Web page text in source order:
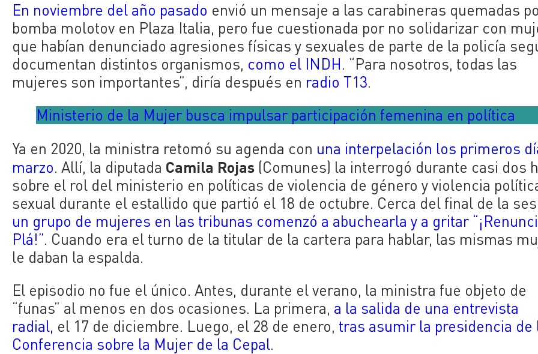
En noviembre del año pasado envió un mensaje a las carabineras quemadas
bomba molotov en Plaza Italia, pero fue cuestionada por no solidarizar con
que habían denunciado agresiones físicas y sexuales de parte de la policía
documentan distintos organismos, como el INDH. “Para nosotros, todas las
mujeres son importantes”, diría después en radio T13.
Ministerio de la Mujer busca impulsar participación femenina en política
Ya en 2020, la ministra retomó su agenda con una interpelación los primeros
marzo. Allí, la diputada Camila Rojas (Comunes) la interrogó durante casi dos
sobre el rol del ministerio en políticas de violencia de género y violencia
sexual durante el estallido que partió el 18 de octubre. Cerca del final de la
un grupo de mujeres en las tribunas comenzó a abuchearla y a gritar
Plá!”. Cuando era el turno de la titular de la cartera para hablar, las mismas
le daban la espalda.
El episodio no fue el único. Antes, durante el verano, la ministra fue objeto de
“funas” al menos en dos ocasiones. La primera, a la salida de una entrevista
radial, el 17 de diciembre. Luego, el 28 de enero, tras asumir la presidencia de
Conferencia sobre la Mujer de la Cepal.